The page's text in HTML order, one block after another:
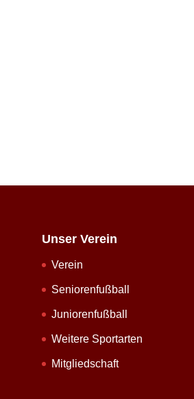
Unser Verein
Verein
Seniorenfußball
Juniorenfußball
Weitere Sportarten
Mitgliedschaft